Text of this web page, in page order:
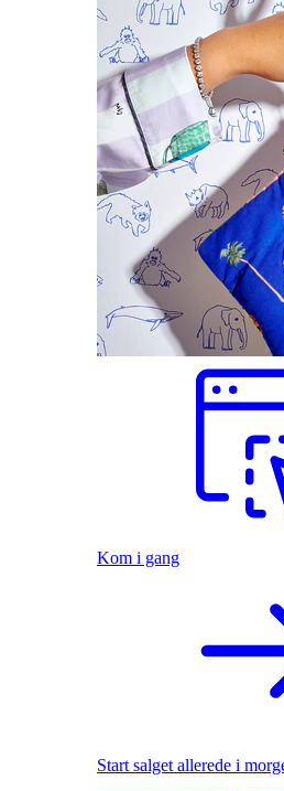
Kom i gang
Start salget allerede i